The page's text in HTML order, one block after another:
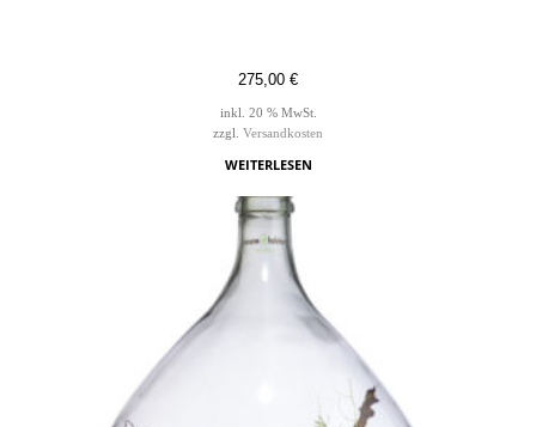
275,00 €
inkl. 20 % MwSt.
zzgl. Versandkosten
WEITERLESEN